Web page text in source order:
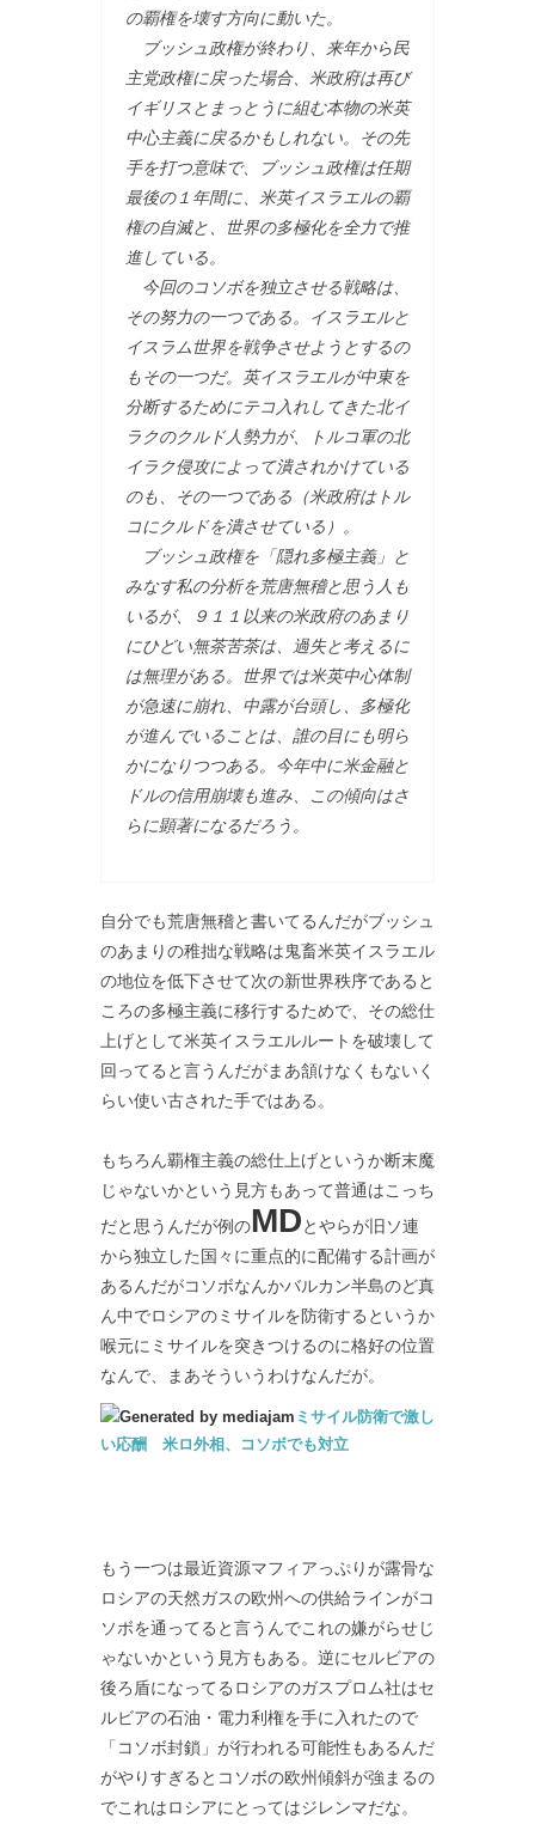
の覇権を壊す方向に動いた。
ブッシュ政権が終わり、来年から民
主党政権に戻った場合、米政府は再び
イギリスとまっとうに組む本物の米英
中心主義に戻るかもしれない。その先
手を打つ意味で、ブッシュ政権は任期
最後の１年間に、米英イスラエルの覇
権の自滅と、世界の多極化を全力で推
進している。
今回のコソボを独立させる戦略は、
その努力の一つである。イスラエルと
イスラム世界を戦争させようとするの
もその一つだ。英イスラエルが中東を
分断するためにテコ入れしてきた北イ
ラクのクルド人勢力が、トルコ軍の北
イラク侵攻によって潰されかけている
のも、その一つである（米政府はトル
コにクルドを潰させている）。
ブッシュ政権を「隠れ多極主義」と
みなす私の分析を荒唐無稽と思う人も
いるが、９１１以来の米政府のあまり
にひどい無茶苦茶は、過失と考えるに
は無理がある。世界では米英中心体制
が急速に崩れ、中露が台頭し、多極化
が進んでいることは、誰の目にも明ら
かになりつつある。今年中に米金融と
ドルの信用崩壊も進み、この傾向はさ
らに顕著になるだろう。
自分でも荒唐無稽と書いてるんだがブッシュ
のあまりの稚拙な戦略は鬼畜米英イスラエル
の地位を低下させて次の新世界秩序であると
ころの多極主義に移行するためで、その総仕
上げとして米英イスラエルルートを破壊して
回ってると言うんだがまあ頷けなくもないく
らい使い古された手ではある。
もちろん覇権主義の総仕上げというか断末魔
じゃないかという見方もあって普通はこっち
だと思うんだが例のMDとやらが旧ソ連
から独立した国々に重点的に配備する計画が
あるんだがコソボなんかバルカン半島のど真
ん中でロシアのミサイルを防衛するというか
喉元にミサイルを突きつけるのに格好の位置
なんで、まあそういうわけなんだが。
ミサイル防衛で激し
い応酬 米ロ外相、コソボでも対立
もう一つは最近資源マフィアっぷりが露骨な
ロシアの天然ガスの欧州への供給ラインがコ
ソボを通ってると言うんでこれの嫌がらせじ
ゃないかという見方もある。逆にセルビアの
後ろ盾になってるロシアのガスプロム社はセ
ルビアの石油・電力利権を手に入れたので
「コソボ封鎖」が行われる可能性もあるんだ
がやりすぎるとコソボの欧州傾斜が強まるの
でこれはロシアにとってはジレンマだな。